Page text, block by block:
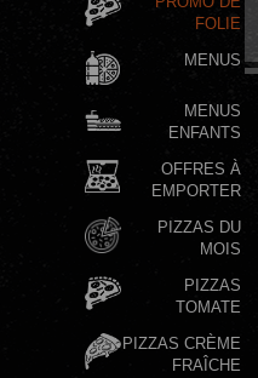
FOLIE
MENUS
MENUS
ENFANTS
OFFRES À
EMPORTER
PIZZAS DU
MOIS
PIZZAS
TOMATE
PIZZAS CRÈME
FRAÎCHE